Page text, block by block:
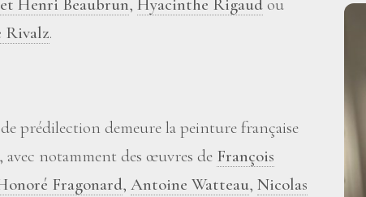
Henri Beaubrun, Hyacinthe Rigaud ou
Rivalz.
prédilection demeure la peinture française
avec notamment des œuvres de François
Fragonard, Antoine Watteau, Nicolas